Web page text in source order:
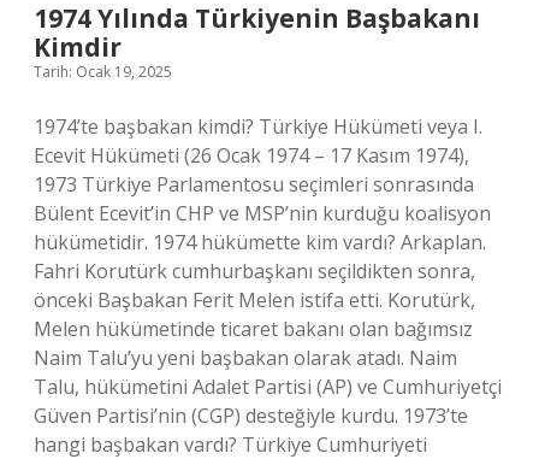
1974 Yılında Türkiyenin Başbakanı
Kimdir
Tarih: Ocak 19, 2025
1974’te başbakan kimdi? Türkiye Hükümeti veya I.
Ecevit Hükümeti (26 Ocak 1974 – 17 Kasım 1974),
1973 Türkiye Parlamentosu seçimleri sonrasında
Bülent Ecevit’in CHP ve MSP’nin kurduğu koalisyon
hükümetidir. 1974 hükümette kim vardı? Arkaplan.
Fahri Korutürk cumhurbaşkanı seçildikten sonra,
önceki Başbakan Ferit Melen istifa etti. Korutürk,
Melen hükümetinde ticaret bakanı olan bağımsız
Naim Talu’yu yeni başbakan olarak atadı. Naim
Talu, hükümetini Adalet Partisi (AP) ve Cumhuriyetçi
Güven Partisi’nin (CGP) desteğiyle kurdu. 1973’te
hangi başbakan vardı? Türkiye Cumhuriyeti